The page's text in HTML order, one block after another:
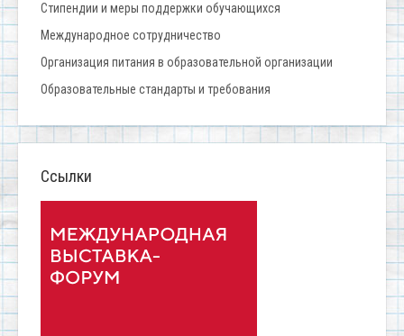
Стипендии и меры поддержки обучающихся
Международное сотрудничество
Организация питания в образовательной организации
Образовательные стандарты и требования
Ссылки